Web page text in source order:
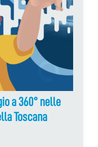
a 360° nelle
Toscana